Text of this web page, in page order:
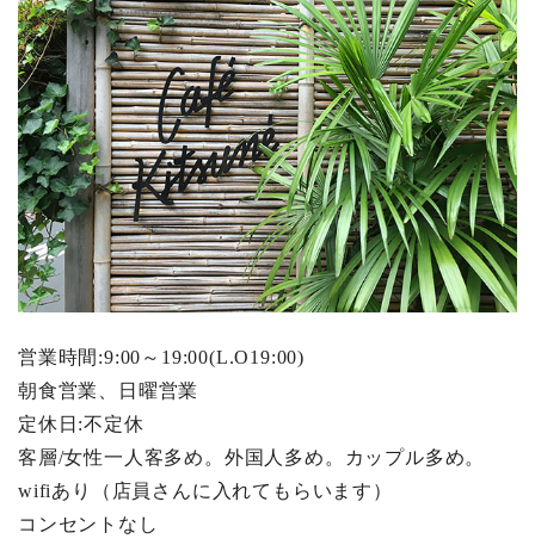
営業時間:9:00～19:00(L.O19:00)
朝食営業、日曜営業
定休日:不定休
客層/女性一人客多め。外国人多め。カップル多め。
wifiあり（店員さんに入れてもらいます）
コンセントなし